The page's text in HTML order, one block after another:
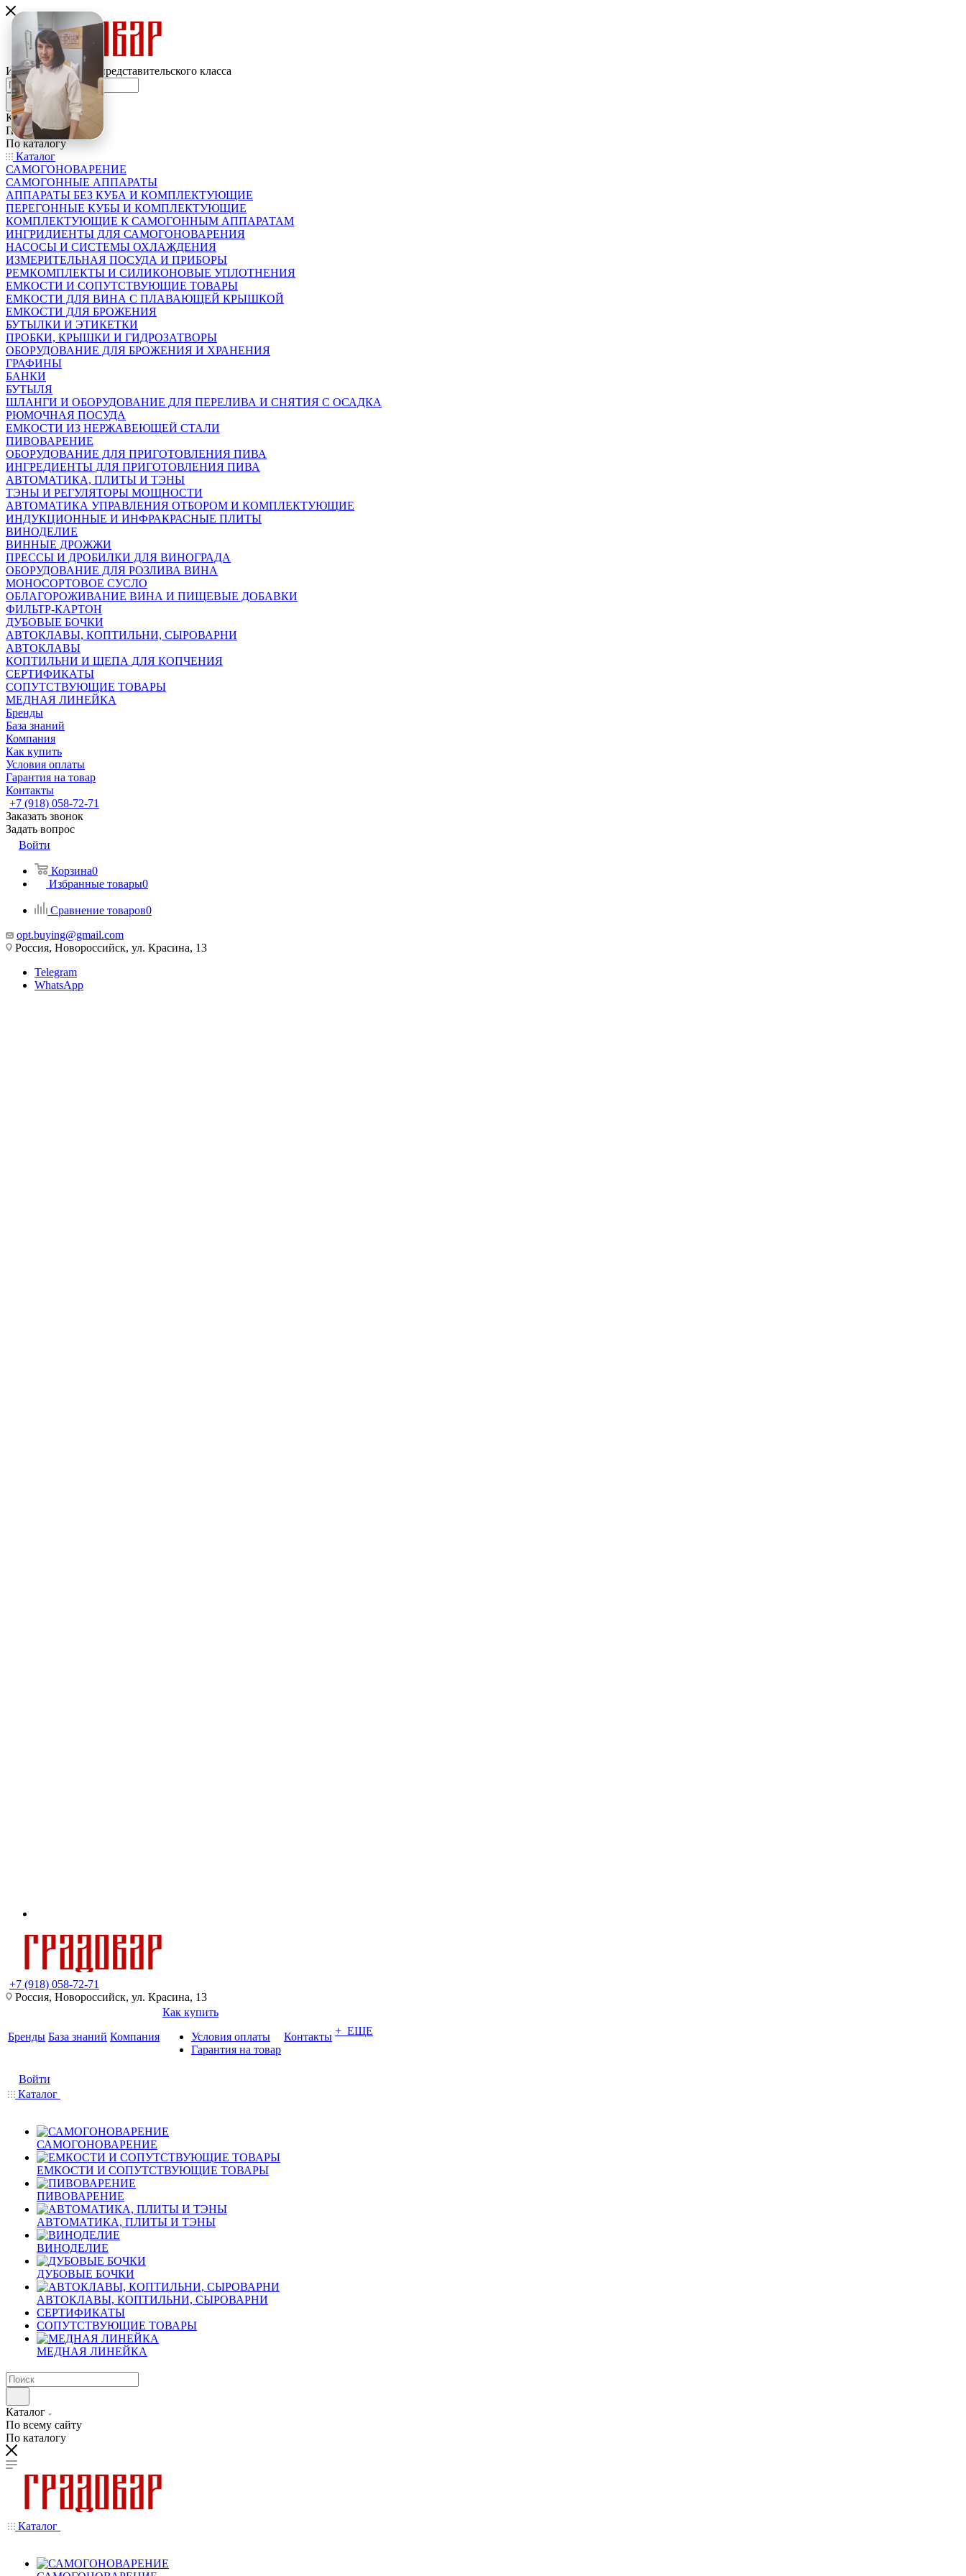
Интернет-магазин представительского класса
Каталог
По всему сайту
По каталогу
Каталог
САМОГОНОВАРЕНИЕ
САМОГОННЫЕ АППАРАТЫ
АППАРАТЫ БЕЗ КУБА И КОМПЛЕКТУЮЩИЕ
ПЕРЕГОННЫЕ КУБЫ И КОМПЛЕКТУЮЩИЕ
КОМПЛЕКТУЮЩИЕ К САМОГОННЫМ АППАРАТАМ
ИНГРИДИЕНТЫ ДЛЯ САМОГОНОВАРЕНИЯ
НАСОСЫ И СИСТЕМЫ ОХЛАЖДЕНИЯ
ИЗМЕРИТЕЛЬНАЯ ПОСУДА И ПРИБОРЫ
РЕМКОМПЛЕКТЫ И СИЛИКОНОВЫЕ УПЛОТНЕНИЯ
ЕМКОСТИ И СОПУТСТВУЮЩИЕ ТОВАРЫ
ЕМКОСТИ ДЛЯ ВИНА С ПЛАВАЮЩЕЙ КРЫШКОЙ
ЕМКОСТИ ДЛЯ БРОЖЕНИЯ
БУТЫЛКИ И ЭТИКЕТКИ
ПРОБКИ, КРЫШКИ И ГИДРОЗАТВОРЫ
ОБОРУДОВАНИЕ ДЛЯ БРОЖЕНИЯ И ХРАНЕНИЯ
ГРАФИНЫ
БАНКИ
БУТЫЛЯ
ШЛАНГИ И ОБОРУДОВАНИЕ ДЛЯ ПЕРЕЛИВА И СНЯТИЯ С ОСАДКА
РЮМОЧНАЯ ПОСУДА
ЕМКОСТИ ИЗ НЕРЖАВЕЮЩЕЙ СТАЛИ
ПИВОВАРЕНИЕ
ОБОРУДОВАНИЕ ДЛЯ ПРИГОТОВЛЕНИЯ ПИВА
ИНГPЕДИЕНТЫ ДЛЯ ПРИГОТОВЛЕНИЯ ПИВА
АВТОМАТИКА, ПЛИТЫ И ТЭНЫ
ТЭНЫ И РЕГУЛЯТОРЫ МОЩНОСТИ
АВТОМАТИКА УПРАВЛЕНИЯ ОТБОРОМ И КОМПЛЕКТУЮЩИЕ
ИНДУКЦИОННЫЕ И ИНФРАКРАСНЫЕ ПЛИТЫ
ВИНОДЕЛИЕ
ВИННЫЕ ДРОЖЖИ
ПРЕССЫ И ДРОБИЛКИ ДЛЯ ВИНОГРАДА
ОБОРУДОВАНИЕ ДЛЯ РОЗЛИВА ВИНА
МОНОСОРТОВОЕ СУСЛО
ОБЛАГОРОЖИВАНИЕ ВИНА И ПИЩЕВЫЕ ДОБАВКИ
ФИЛЬТР-КАРТОН
ДУБОВЫЕ БОЧКИ
АВТОКЛАВЫ, КОПТИЛЬНИ, СЫРОВАРНИ
АВТОКЛАВЫ
КОПТИЛЬНИ И ЩЕПА ДЛЯ КОПЧЕНИЯ
СЕРТИФИКАТЫ
СОПУТСТВУЮЩИЕ ТОВАРЫ
МЕДНАЯ ЛИНЕЙКА
Бренды
База знаний
Компания
Как купить
Условия оплаты
Гарантия на товар
Контакты
+7 (918) 058-72-71
Заказать звонок
Задать вопрос
Войти
Корзина0
Избранные товары0
Сравнение товаров0
opt.buying@gmail.com
Россия, Новороссийск, ул. Красина, 13
Telegram
WhatsApp
+7 (918) 058-72-71
Россия, Новороссийск, ул. Красина, 13
Бренды База знаний Компания
Как купить
Условия оплаты
Гарантия на товар
Контакты + ЕЩЕ
Войти
Каталог
САМОГОНОВАРЕНИЕ
ЕМКОСТИ И СОПУТСТВУЮЩИЕ ТОВАРЫ
ПИВОВАРЕНИЕ
АВТОМАТИКА, ПЛИТЫ И ТЭНЫ
ВИНОДЕЛИЕ
ДУБОВЫЕ БОЧКИ
АВТОКЛАВЫ, КОПТИЛЬНИ, СЫРОВАРНИ
СЕРТИФИКАТЫ
СОПУТСТВУЮЩИЕ ТОВАРЫ
МЕДНАЯ ЛИНЕЙКА
Каталог
По всему сайту
По каталогу
Каталог